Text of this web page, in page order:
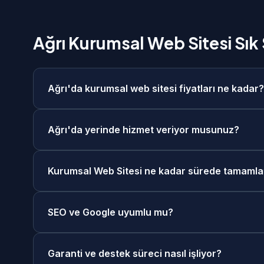
Ağrı Kurumsal Web Sitesi
Ağrı'da kurumsal web sitesi fiyatları ne kadar?
ücretsiz keşif görüşmesi sonrasında size özel
Ağrı'da yerinde hizmet veriyor musunuz?
görüşme seçeneğimiz de mevcuttur. Ağrı'daki
Kurumsal Web Sitesi ne kadar sürede
hızlandırılmış teslimat seçeneklerimiz de
SEO ve Google uyumlu mu?
hazırlanmaktadır. Schema.org yapılandırılmış
Garanti ve destek süreci nasıl işliyor?